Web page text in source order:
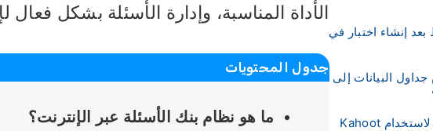
الأداة المناسبة، وإدارة الأسئلة بشكل فعال
جدول المحتويات
ما هو نظام بنك الأسئلة عبر الإنترنت؟
إنشاء اختبار في
البيانات إلى
ما هي أفضل الممارسات لاستخدام Kahoot